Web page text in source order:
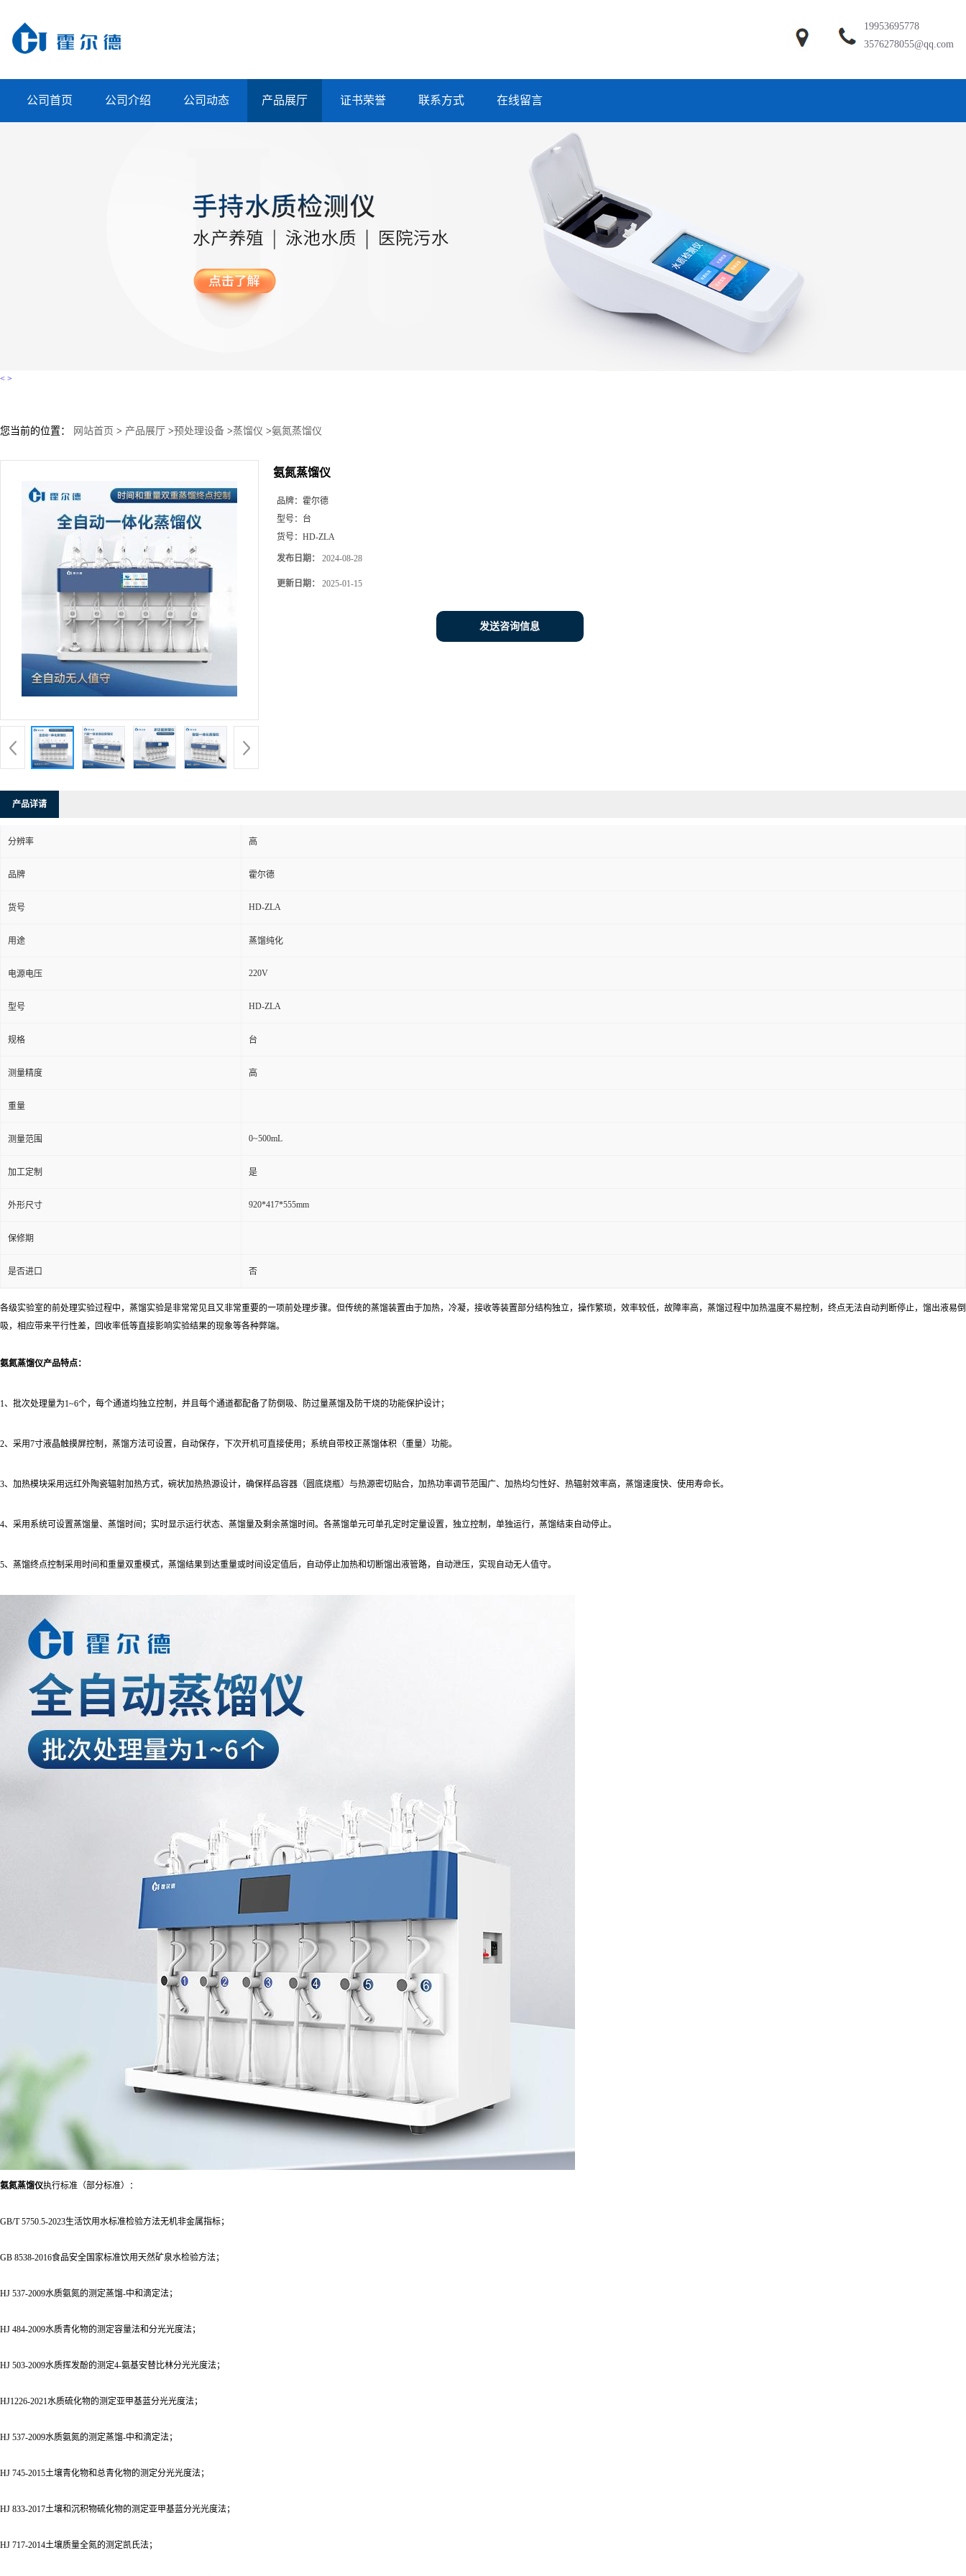
19953695778
3576278055@qq.com
公司首页 公司介绍 公司动态 产品展厅 证书荣誉 联系方式 在线留言
< >
您当前的位置： 网站首页 > 产品展厅 >预处理设备 >蒸馏仪 >氨氮蒸馏仪
氨氮蒸馏仪
品牌： 霍尔德
型号： 台
货号： HD-ZLA
发布日期： 2024-08-28
更新日期： 2025-01-15
发送咨询信息
产品详请
分辨率 高
品牌 霍尔德
货号 HD-ZLA
用途 蒸馏纯化
电源电压 220V
型号 HD-ZLA
规格 台
测量精度 高
重量
测量范围 0~500mL
加工定制 是
外形尺寸 920*417*555mm
保修期
是否进口 否
各级实验室的前处理实验过程中，蒸馏实验是非常常见且又非常重要的一项前处理步骤。但传统的蒸馏装置由于加热，冷凝，接收等装置部分结构独立，操作繁琐，效率较低，故障率高，蒸馏过程中加热温度不易控制，终点无法自动判断停止，馏出液易倒
吸，相应带来平行性差，回收率低等直接影响实验结果的现象等各种弊端。
氨氮蒸馏仪产品特点：
1、批次处理量为1~6个，每个通道均独立控制，并且每个通道都配备了防倒吸、防过量蒸馏及防干烧的功能保护设计；
2、采用7寸液晶触摸屏控制，蒸馏方法可设置，自动保存，下次开机可直接使用；系统自带校正蒸馏体积（重量）功能。
3、加热模块采用远红外陶瓷辐射加热方式，碗状加热热源设计，确保样品容器（圆底烧瓶）与热源密切贴合，加热功率调节范围广、加热均匀性好、热辐射效率高，蒸馏速度快、使用寿命长。
4、采用系统可设置蒸馏量、蒸馏时间；实时显示运行状态、蒸馏量及剩余蒸馏时间。各蒸馏单元可单孔定时定量设置，独立控制，单独运行，蒸馏结束自动停止。
5、蒸馏终点控制采用时间和重量双重模式，蒸馏结果到达重量或时间设定值后，自动停止加热和切断馏出液管路，自动泄压，实现自动无人值守。
氨氮蒸馏仪执行标准（部分标准）：
GB/T 5750.5-2023生活饮用水标准检验方法无机非金属指标；
GB 8538-2016食品安全国家标准饮用天然矿泉水检验方法；
HJ 537-2009水质氨氮的测定蒸馏-中和滴定法；
HJ 484-2009水质青化物的测定容量法和分光光度法；
HJ 503-2009水质挥发酚的测定4-氨基安替比林分光光度法；
HJ1226-2021水质硫化物的测定亚甲基蓝分光光度法；
HJ 537-2009水质氨氮的测定蒸馏-中和滴定法；
HJ 745-2015土壤青化物和总青化物的测定分光光度法；
HJ 833-2017土壤和沉积物硫化物的测定亚甲基蓝分光光度法；
HJ 717-2014土壤质量全氮的测定凯氏法；